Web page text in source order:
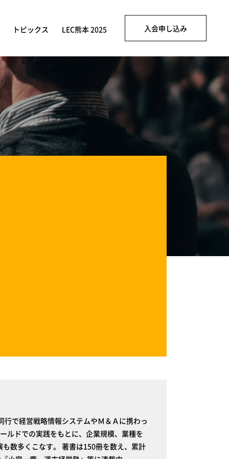
トピックス LEC熊本 2025 入会申し込み
で経営戦略情報システムやＭ＆Ａに携わっ
ルドでの実践をもとに、企業規模、業種を
数多くこなす。 著書は150冊を数え、累計